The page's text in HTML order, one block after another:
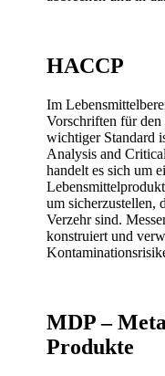
HACCP
Im
Vorschriften für
wichtiger Standard
Analysis and
handelt es sich um
um sicherzustellen,
Verzehr sind.
konstruiert und
MDP –
Produkte